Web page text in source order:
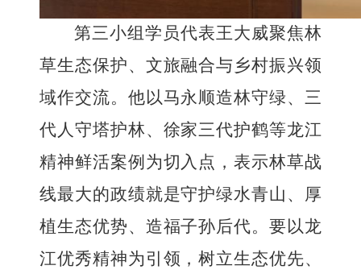
第三小组学员代表王大威聚焦林
草生态保护、文旅融合与乡村振兴领
域作交流。他以马永顺造林守绿、三
代人守塔护林、徐家三代护鹤等龙江
精神鲜活案例为切入点，表示林草战
线最大的政绩就是守护绿水青山、厚
植生态优势、造福子孙后代。要以龙
江优秀精神为引领，树立生态优先、